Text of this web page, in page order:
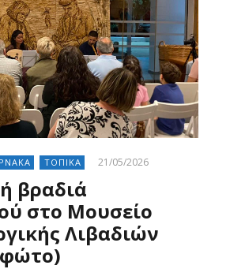
ΤΟΠΙΚΑ 21/05/2026
βραδιά
στο Μουσείο
Λιβαδιών
φώτο)